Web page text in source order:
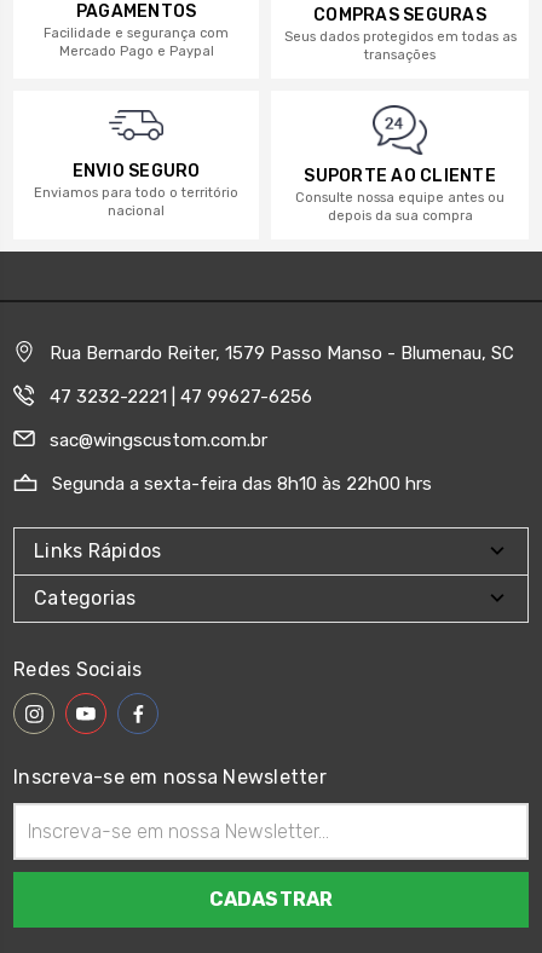
PAGAMENTOS
Facilidade e segurança com
Mercado Pago e Paypal
COMPRAS SEGURAS
Seus dados protegidos em todas as
transações
ENVIO SEGURO
Enviamos para todo o território
nacional
SUPORTE AO CLIENTE
Consulte nossa equipe antes ou
depois da sua compra
Rua Bernardo Reiter, 1579 Passo Manso - Blumenau, SC
47 3232-2221 | 47 99627-6256
sac@wingscustom.com.br
Segunda a sexta-feira das 8h10 às 22h00 hrs
Links Rápidos
Categorias
Redes Sociais
Inscreva-se em nossa Newsletter
de
email